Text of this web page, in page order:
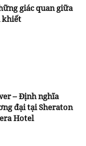
giác quan giữa
khiết
– Định nghĩa
đại tại Sheraton
Hotel